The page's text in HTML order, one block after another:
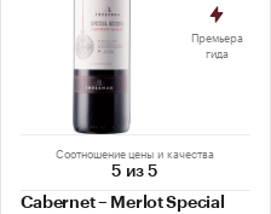
Соотношение цены и качества
5 из 5
Cabernet – Merlot Special
Премьера
гида